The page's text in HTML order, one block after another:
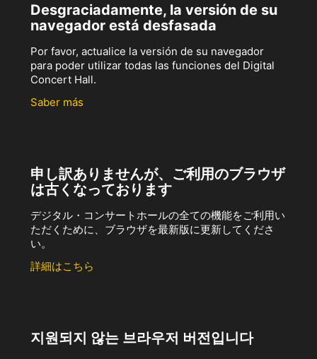
Desgraciadamente, la versión de su
navegador está desfasada
Por favor, actualice la versión de su navegador
para poder utilizar todas las funciones del Digital
Concert Hall.
Saber más
申し訳ありませんが、ご利用のブラウザ
は古くなっております
デジタル・コンサートホールの全ての機能をご利用い
ただくために、ブラウザを最新版に更新してくださ
い。
詳細はこちら
지원되지 않는 브라우저 버전입니다